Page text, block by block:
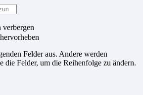
Felder aus. Andere werden
die Felder, um die Reihenfolge zu ändern.